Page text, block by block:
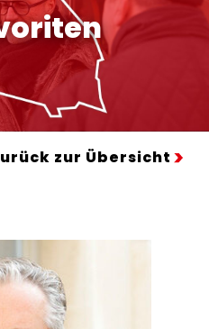
zur Übersicht